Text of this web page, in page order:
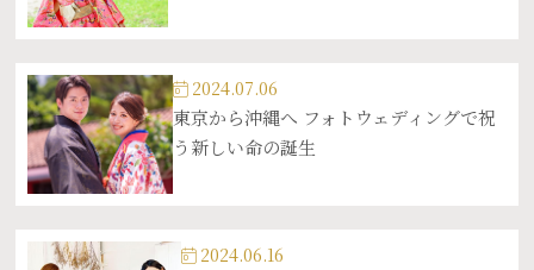
2024.07.06
東京から沖縄へ フォトウェディングで祝
う新しい命の誕生
2024.06.16